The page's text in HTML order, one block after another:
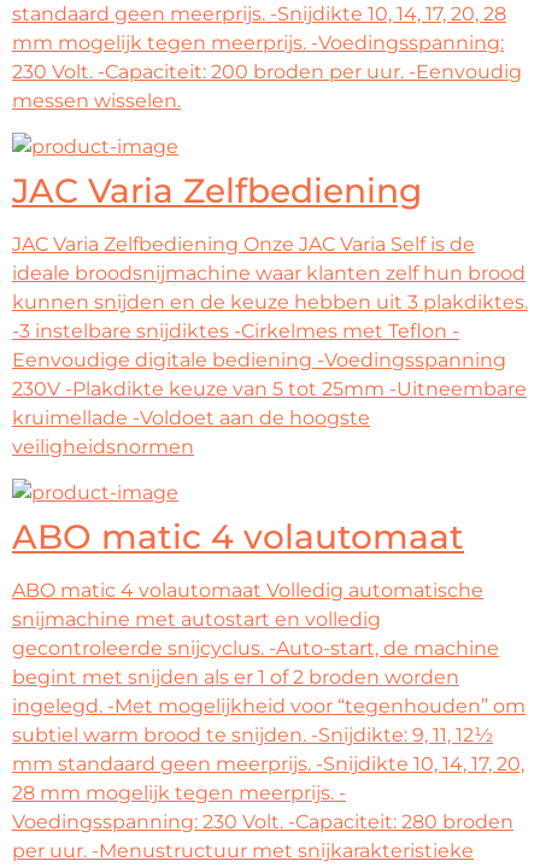
standaard geen meerprijs. -Snijdikte 10, 14, 17, 20, 28
mm mogelijk tegen meerprijs. -Voedingsspanning:
230 Volt. -Capaciteit: 200 broden per uur. -Eenvoudig
messen wisselen.
JAC Varia Zelfbediening
JAC Varia Zelfbediening Onze JAC Varia Self is de
ideale broodsnijmachine waar klanten zelf hun brood
kunnen snijden en de keuze hebben uit 3 plakdiktes.
-3 instelbare snijdiktes -Cirkelmes met Teflon -
Eenvoudige digitale bediening -Voedingsspanning
230V -Plakdikte keuze van 5 tot 25mm -Uitneembare
kruimellade -Voldoet aan de hoogste
veiligheidsnormen
ABO matic 4 volautomaat
ABO matic 4 volautomaat Volledig automatische
snijmachine met autostart en volledig
gecontroleerde snijcyclus. -Auto-start, de machine
begint met snijden als er 1 of 2 broden worden
ingelegd. -Met mogelijkheid voor “tegenhouden” om
subtiel warm brood te snijden. -Snijdikte: 9, 11, 12½
mm standaard geen meerprijs. -Snijdikte 10, 14, 17, 20,
28 mm mogelijk tegen meerprijs. -
Voedingsspanning: 230 Volt. -Capaciteit: 280 broden
per uur. -Menustructuur met snijkarakteristieke